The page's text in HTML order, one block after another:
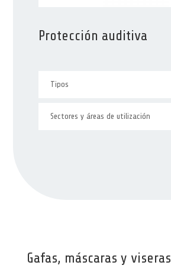
Protección auditiva
Tipos
Sectores y áreas de utilización
Gafas, máscaras y viseras